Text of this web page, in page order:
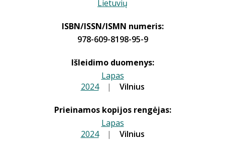
Lietuvių
ISBN/ISSN/ISMN numeris:
978-609-8198-95-9
Išleidimo duomenys:
Lapas
2024 | Vilnius
Prieinamos kopijos rengėjas:
Lapas
2024 | Vilnius